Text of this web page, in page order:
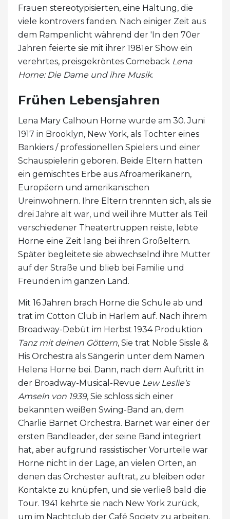
Frauen stereotypisierten, eine Haltung, die
viele kontrovers fanden. Nach einiger Zeit aus
dem Rampenlicht während der 'In den 70er
Jahren feierte sie mit ihrer 1981er Show ein
verehrtes, preisgekröntes Comeback Lena
Horne: Die Dame und ihre Musik.
Frühen Lebensjahren
Lena Mary Calhoun Horne wurde am 30. Juni
1917 in Brooklyn, New York, als Tochter eines
Bankiers / professionellen Spielers und einer
Schauspielerin geboren. Beide Eltern hatten
ein gemischtes Erbe aus Afroamerikanern,
Europäern und amerikanischen
Ureinwohnern. Ihre Eltern trennten sich, als sie
drei Jahre alt war, und weil ihre Mutter als Teil
verschiedener Theatertruppen reiste, lebte
Horne eine Zeit lang bei ihren Großeltern.
Später begleitete sie abwechselnd ihre Mutter
auf der Straße und blieb bei Familie und
Freunden im ganzen Land.
Mit 16 Jahren brach Horne die Schule ab und
trat im Cotton Club in Harlem auf. Nach ihrem
Broadway-Debüt im Herbst 1934 Produktion
Tanz mit deinen Göttern, Sie trat Noble Sissle &
His Orchestra als Sängerin unter dem Namen
Helena Horne bei. Dann, nach dem Auftritt in
der Broadway-Musical-Revue Lew Leslie's
Amseln von 1939, Sie schloss sich einer
bekannten weißen Swing-Band an, dem
Charlie Barnet Orchestra. Barnet war einer der
ersten Bandleader, der seine Band integriert
hat, aber aufgrund rassistischer Vorurteile war
Horne nicht in der Lage, an vielen Orten, an
denen das Orchester auftrat, zu bleiben oder
Kontakte zu knüpfen, und sie verließ bald die
Tour. 1941 kehrte sie nach New York zurück,
um im Nachtclub der Café Society zu arbeiten,